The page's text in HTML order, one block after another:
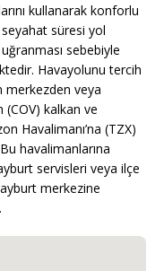
kullanarak konforlu
süresi yol
sebebiyle
Havayolunu tercih
merkezden veya
(COV) kalkan ve
Havalimanı’na (TZX)
havalimanlarına
servisleri veya ilçe
merkezine